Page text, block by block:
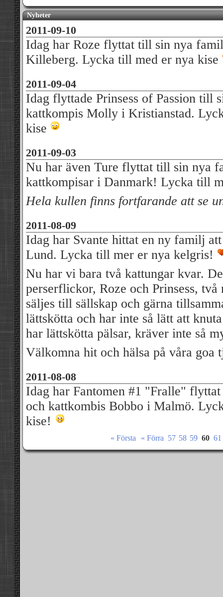
Nyheter
2011-09-10
Idag har Roze flyttat till sin nya
Killeberg. Lycka till med er nya kise
2011-09-04
Idag flyttade Prinsess of Passion till
kattkompis Molly i Kristianstad.
kise
2011-09-03
Nu har även Ture flyttat till sin nya
kattkompisar i Danmark! Lycka till
Hela kullen finns fortfarande att se
2011-08-09
Idag har Svante hittat en ny familj
Lund. Lycka till mer er nya kelgris!
Nu har vi bara två kattungar kvar.
perserflickor, Roze och Prinsess,
säljes till sällskap och gärna
lättskötta och har inte så lätt att
har lättskötta pälsar, kräver inte så
Välkomna hit och hälsa på våra goa
2011-08-08
Idag har Fantomen #1 "Fralle"
och kattkombis Bobbo i Malmö.
kise!
« Första « Förra 57 58 59 60 61